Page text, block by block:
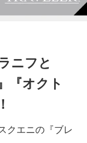
ニフと
『オクト
クエニの『ブレ